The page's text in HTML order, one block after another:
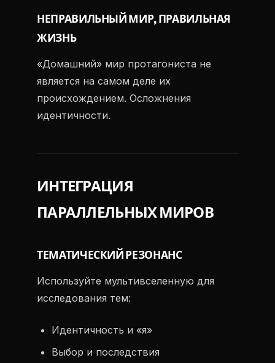
НЕПРАВИЛЬНЫЙ МИР, ПРАВИЛЬНАЯ
ЖИЗНЬ
«Домашний» мир протагониста не
является на самом деле их
происхождением. Осложнения
идентичности.
ИНТЕГРАЦИЯ
ПАРАЛЛЕЛЬНЫХ МИРОВ
ТЕМАТИЧЕСКИЙ РЕЗОНАНС
Используйте мультивселенную для
исследования тем:
Идентичность и «я»
Выбор и последствия